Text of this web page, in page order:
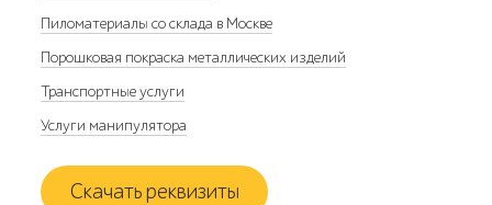
Пиломатериалы со склада в Москве
Порошковая покраска металлических изделий
Транспортные услуги
Услуги манипулятора
Скачать реквизиты